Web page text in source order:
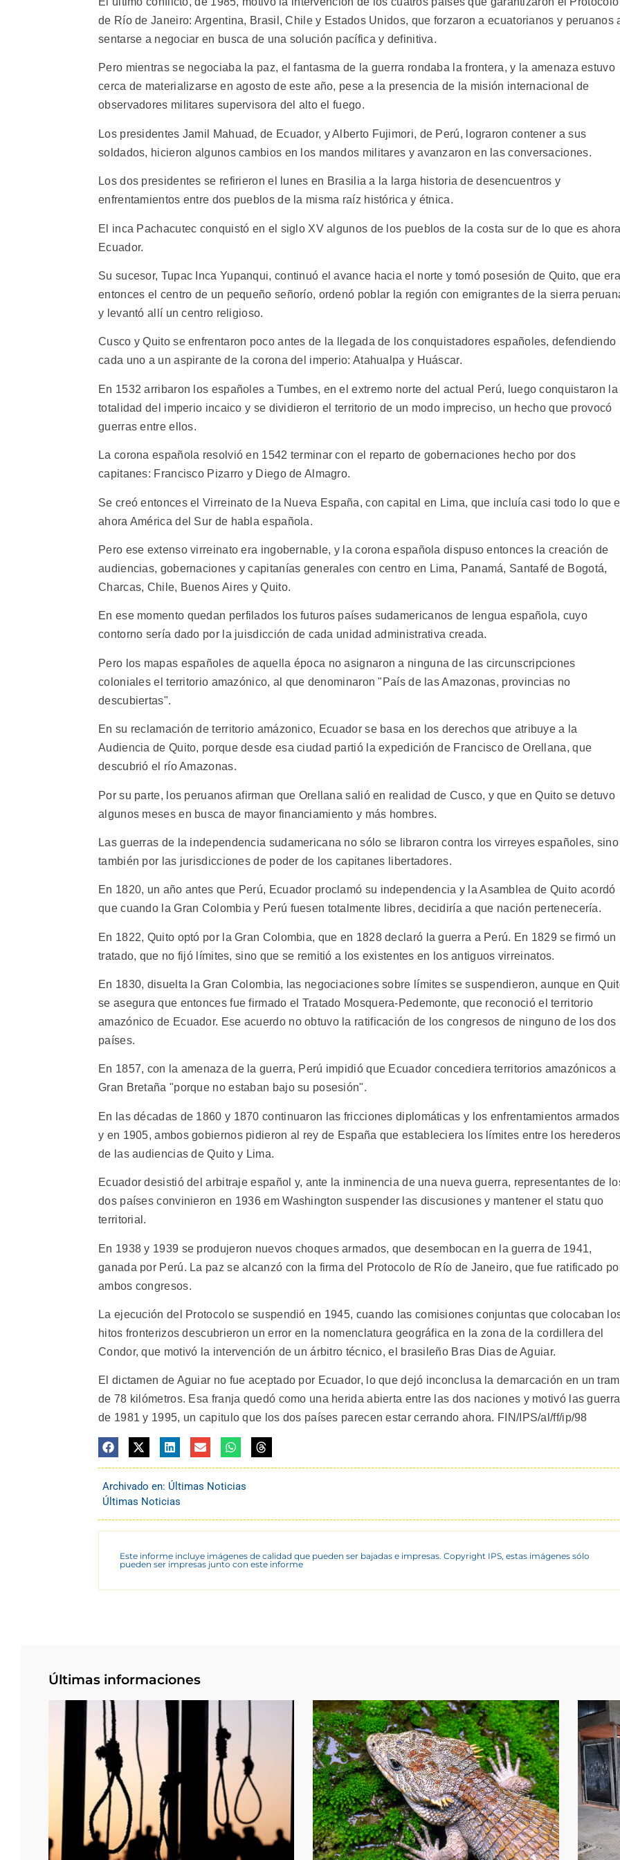
de Río de Janeiro: Argentina, Brasil, Chile y Estados Unidos, que forzaron a ecuatorianos y peruanos
sentarse a negociar en busca de una solución pacífica y definitiva.
Pero mientras se negociaba la paz, el fantasma de la guerra rondaba la frontera, y la amenaza estuvo
cerca de materializarse en agosto de este año, pese a la presencia de la misión internacional de
observadores militares supervisora del alto el fuego.
Los presidentes Jamil Mahuad, de Ecuador, y Alberto Fujimori, de Perú, lograron contener a sus
soldados, hicieron algunos cambios en los mandos militares y avanzaron en las conversaciones.
Los dos presidentes se refirieron el lunes en Brasilia a la larga historia de desencuentros y
enfrentamientos entre dos pueblos de la misma raíz histórica y étnica.
El inca Pachacutec conquistó en el siglo XV algunos de los pueblos de la costa sur de lo que es ahora
Ecuador.
Su sucesor, Tupac Inca Yupanqui, continuó el avance hacia el norte y tomó posesión de Quito, que era
entonces el centro de un pequeño señorío, ordenó poblar la región con emigrantes de la sierra
y levantó allí un centro religioso.
Cusco y Quito se enfrentaron poco antes de la llegada de los conquistadores españoles, defendiendo
cada uno a un aspirante de la corona del imperio: Atahualpa y Huáscar.
En 1532 arribaron los españoles a Tumbes, en el extremo norte del actual Perú, luego conquistaron la
totalidad del imperio incaico y se dividieron el territorio de un modo impreciso, un hecho que provocó
guerras entre ellos.
La corona española resolvió en 1542 terminar con el reparto de gobernaciones hecho por dos
capitanes: Francisco Pizarro y Diego de Almagro.
Se creó entonces el Virreinato de la Nueva España, con capital en Lima, que incluía casi todo lo que
ahora América del Sur de habla española.
Pero ese extenso virreinato era ingobernable, y la corona española dispuso entonces la creación de
audiencias, gobernaciones y capitanías generales con centro en Lima, Panamá, Santafé de Bogotá,
Charcas, Chile, Buenos Aires y Quito.
En ese momento quedan perfilados los futuros países sudamericanos de lengua española, cuyo
contorno sería dado por la juisdicción de cada unidad administrativa creada.
Pero los mapas españoles de aquella época no asignaron a ninguna de las circunscripciones
coloniales el territorio amazónico, al que denominaron "País de las Amazonas, provincias no
descubiertas".
En su reclamación de territorio amázonico, Ecuador se basa en los derechos que atribuye a la
Audiencia de Quito, porque desde esa ciudad partió la expedición de Francisco de Orellana, que
descubrió el río Amazonas.
Por su parte, los peruanos afirman que Orellana salió en realidad de Cusco, y que en Quito se detuvo
algunos meses en busca de mayor financiamiento y más hombres.
Las guerras de la independencia sudamericana no sólo se libraron contra los virreyes españoles, sino
también por las jurisdicciones de poder de los capitanes libertadores.
En 1820, un año antes que Perú, Ecuador proclamó su independencia y la Asamblea de Quito acordó
que cuando la Gran Colombia y Perú fuesen totalmente libres, decidiría a que nación pertenecería.
En 1822, Quito optó por la Gran Colombia, que en 1828 declaró la guerra a Perú. En 1829 se firmó un
tratado, que no fijó límites, sino que se remitió a los existentes en los antiguos virreinatos.
En 1830, disuelta la Gran Colombia, las negociaciones sobre límites se suspendieron, aunque en
se asegura que entonces fue firmado el Tratado Mosquera-Pedemonte, que reconoció el territorio
amazónico de Ecuador. Ese acuerdo no obtuvo la ratificación de los congresos de ninguno de los dos
países.
En 1857, con la amenaza de la guerra, Perú impidió que Ecuador concediera territorios amazónicos a
Gran Bretaña "porque no estaban bajo su posesión".
En las décadas de 1860 y 1870 continuaron las fricciones diplomáticas y los enfrentamientos
y en 1905, ambos gobiernos pidieron al rey de España que estableciera los límites entre los herederos
de las audiencias de Quito y Lima.
Ecuador desistió del arbitraje español y, ante la inminencia de una nueva guerra, representantes de
dos países convinieron en 1936 em Washington suspender las discusiones y mantener el statu quo
territorial.
En 1938 y 1939 se produjeron nuevos choques armados, que desembocan en la guerra de 1941,
ganada por Perú. La paz se alcanzó con la firma del Protocolo de Río de Janeiro, que fue ratificado
ambos congresos.
La ejecución del Protocolo se suspendió en 1945, cuando las comisiones conjuntas que colocaban
hitos fronterizos descubrieron un error en la nomenclatura geográfica en la zona de la cordillera del
Condor, que motivó la intervención de un árbitro técnico, el brasileño Bras Dias de Aguiar.
El dictamen de Aguiar no fue aceptado por Ecuador, lo que dejó inconclusa la demarcación en un
de 78 kilómetros. Esa franja quedó como una herida abierta entre las dos naciones y motivó las
de 1981 y 1995, un capitulo que los dos países parecen estar cerrando ahora. FIN/IPS/al/ff/ip/98
Archivado en: Últimas Noticias
Últimas Noticias
Este informe incluye imágenes de calidad que pueden ser bajadas e impresas. Copyright IPS, estas imágenes sólo
pueden ser impresas junto con este informe
Últimas informaciones